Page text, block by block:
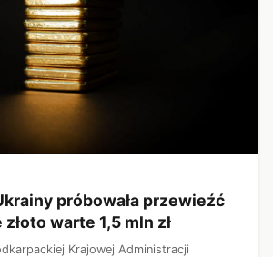
próbowała przewieźć
warte 1,5 mln zł
Krajowej Administracji